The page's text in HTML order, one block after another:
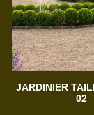
JARDINIER
02